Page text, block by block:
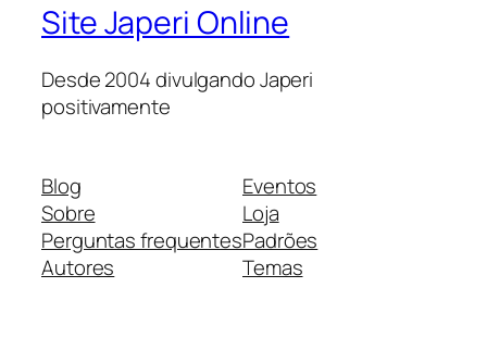
Site Japeri Online
Desde 2004 divulgando Japeri
positivamente
Blog
Sobre
Perguntas frequentes
Autores
Eventos
Loja
Padrões
Temas